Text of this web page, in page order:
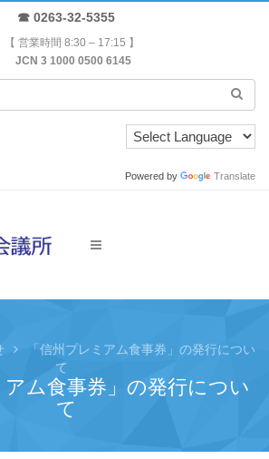
☎ 0263-32-5355
【 営業時間 8:30 – 17:15 】
JCN 3 1000 0500 6145
Powered by Translate
「信州プレミアム食事券」の発行につい
て
アム食事券」の発行につい
て